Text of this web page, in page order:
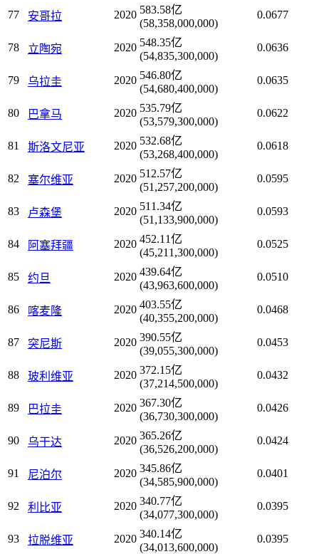
77 安哥拉 2020 583.58亿
(58,358,000,000)
0.0677
78 立陶宛 2020 548.35亿
(54,835,300,000)
0.0636
79 乌拉圭 2020 546.80亿
(54,680,400,000)
0.0635
80 巴拿马 2020 535.79亿
(53,579,300,000)
0.0622
81 斯洛文尼亚 2020 532.68亿
(53,268,400,000)
0.0618
82 塞尔维亚 2020 512.57亿
(51,257,200,000)
0.0595
83 卢森堡 2020 511.34亿
(51,133,900,000)
0.0593
84 阿塞拜疆 2020 452.11亿
(45,211,300,000)
0.0525
85 约旦 2020 439.64亿
(43,963,600,000)
0.0510
86 喀麦隆 2020 403.55亿
(40,355,200,000)
0.0468
87 突尼斯 2020 390.55亿
(39,055,300,000)
0.0453
88 玻利维亚 2020 372.15亿
(37,214,500,000)
0.0432
89 巴拉圭 2020 367.30亿
(36,730,300,000)
0.0426
90 乌干达 2020 365.26亿
(36,526,200,000)
0.0424
91 尼泊尔 2020 345.86亿
(34,585,900,000)
0.0401
92 利比亚 2020 340.77亿
(34,077,300,000)
0.0395
93 拉脱维亚 2020 340.14亿
(34,013,600,000)
0.0395